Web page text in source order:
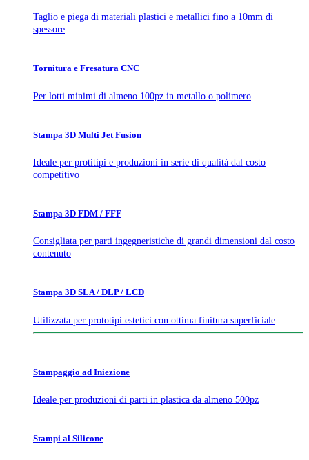
Taglio e piega di materiali plastici e metallici fino a 10mm di
spessore
Tornitura e Fresatura CNC
Per lotti minimi di almeno 100pz in metallo o polimero
Stampa 3D Multi Jet Fusion
Ideale per protitipi e produzioni in serie di qualità dal costo
competitivo
Stampa 3D FDM / FFF
Consigliata per parti ingegneristiche di grandi dimensioni dal costo
contenuto
Stampa 3D SLA / DLP / LCD
Utilizzata per prototipi estetici con ottima finitura superficiale
Stampaggio ad Iniezione
Ideale per produzioni di parti in plastica da almeno 500pz
Stampi al Silicone